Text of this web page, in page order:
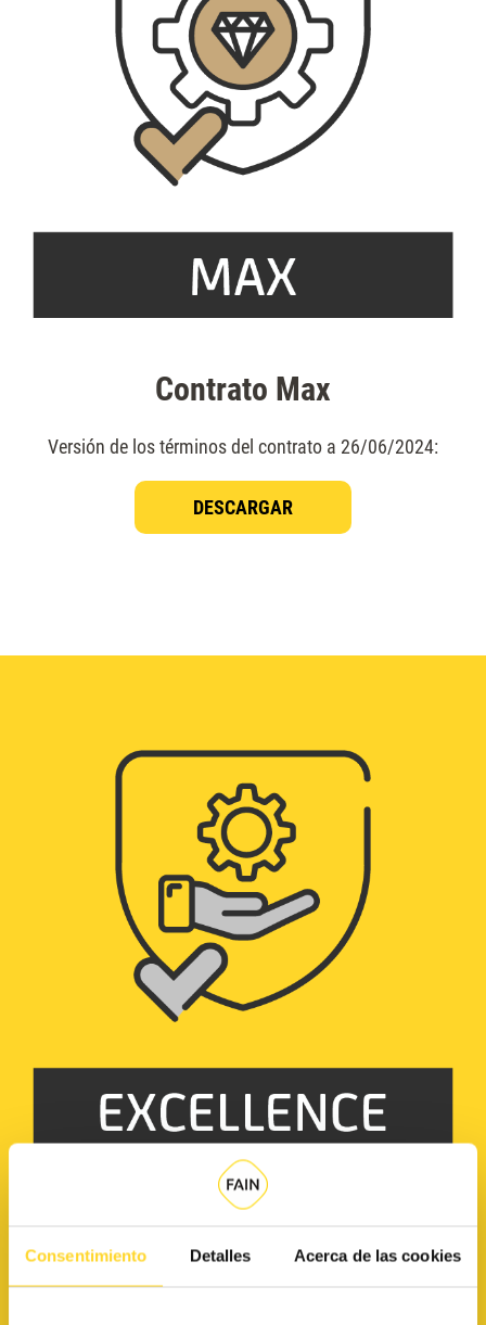
Consentimiento Detalles Acerca de las cookies
Contrato Max
Versión de los términos del contrato a 26/06/2024:
DESCARGAR
Versión de los términos del contrato a 26/06/2024: